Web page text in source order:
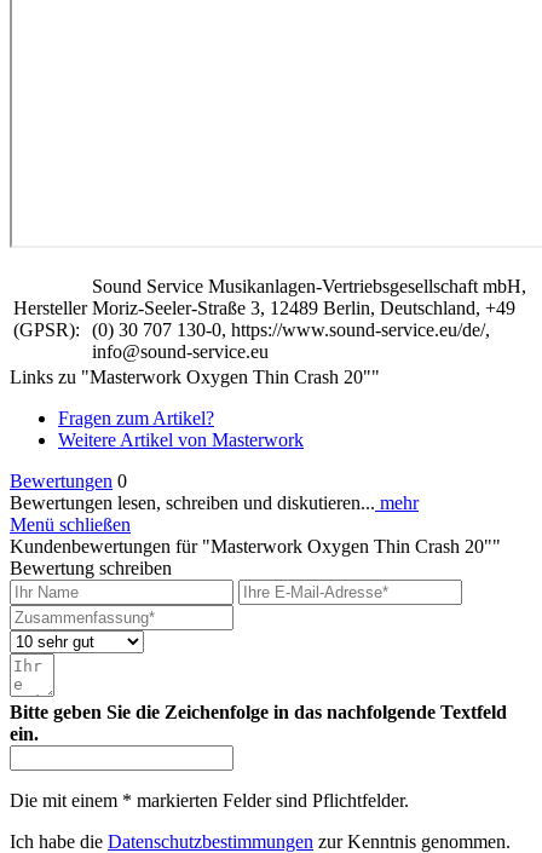
Hersteller
(GPSR):
Sound Service Musikanlagen-Vertriebsgesellschaft mbH,
Moriz-Seeler-Straße 3, 12489 Berlin, Deutschland, +49
(0) 30 707 130-0, https://www.sound-service.eu/de/,
info@sound-service.eu
Links zu "Masterwork Oxygen Thin Crash 20""
Fragen zum Artikel?
Weitere Artikel von Masterwork
Bewertungen 0
Bewertungen lesen, schreiben und diskutieren... mehr
Menü schließen
Kundenbewertungen für "Masterwork Oxygen Thin Crash 20""
Bewertung schreiben
Bitte geben Sie die Zeichenfolge in das nachfolgende Textfeld
ein.
Die mit einem * markierten Felder sind Pflichtfelder.
Ich habe die Datenschutzbestimmungen zur Kenntnis genommen.